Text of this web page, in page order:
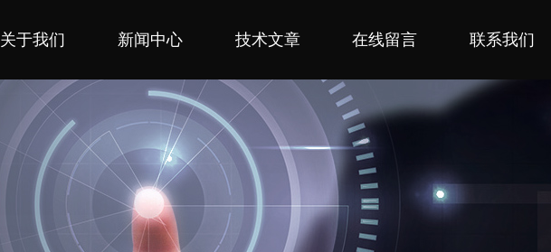
关于我们 新闻中心 技术文章 在线留言 联系我们